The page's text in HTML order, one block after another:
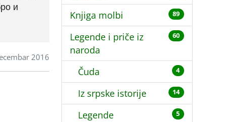
и
2016
Knjiga molbi 89
Legende i priče iz
naroda
60
Čuda 4
Iz srpske istorije 14
Legende 5